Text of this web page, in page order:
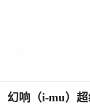
幻响（i-mu）